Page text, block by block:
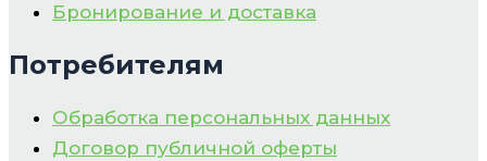
Бронирование и доставка
Потребителям
Обработка персональных данных
Договор публичной оферты